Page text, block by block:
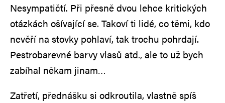
Nesympatičtí. Při přesně dvou lehce kritických
otázkách ošívající se. Takoví ti lidé, co těmi, kdo
nevěří na stovky pohlaví, tak trochu pohrdají.
Pestrobarevné barvy vlasů atd., ale to už bych
zabíhal někam jinam…
Zatřetí, přednášku si odkroutila, vlastně spíš